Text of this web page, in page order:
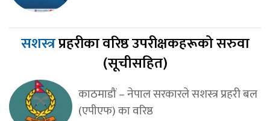
सशस्त्रप्रहरीका वरिष्ठ उपरीक्षकहरूको सरुवा
(सूचीसहित)
काठमाडौं – नेपाल सरकारले सशस्त्र प्रहरी बल
(एपीएफ) का वरिष्ठ